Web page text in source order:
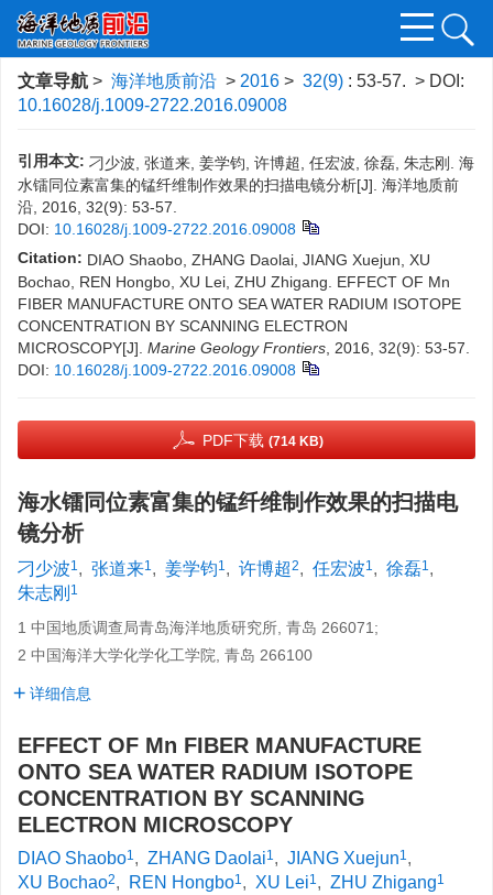
文章导航 > 海洋地质前沿 > 2016 > 32(9) : 53-57. > DOI:
10.16028/j.1009-2722.2016.09008
引用本文: 刁少波, 张道来, 姜学钧, 许博超, 任宏波, 徐磊, 朱志刚. 海
水镭同位素富集的锰纤维制作效果的扫描电镜分析[J]. 海洋地质前
沿, 2016, 32(9): 53-57.
DOI: 10.16028/j.1009-2722.2016.09008
Citation: DIAO Shaobo, ZHANG Daolai, JIANG Xuejun, XU
Bochao, REN Hongbo, XU Lei, ZHU Zhigang. EFFECT OF Mn
FIBER MANUFACTURE ONTO SEA WATER RADIUM ISOTOPE
CONCENTRATION BY SCANNING ELECTRON
MICROSCOPY[J]. Marine Geology Frontiers , 2016, 32(9): 53-57.
DOI: 10.16028/j.1009-2722.2016.09008
PDF下载 (714 KB)
海水镭同位素富集的锰纤维制作效果的扫描电
镜分析
刁少波1, 张道来1, 姜学钧1, 许博超2, 任宏波1, 徐磊1,
朱志刚 1
1 中国地质调查局青岛海洋地质研究所, 青岛 266071;
2 中国海洋大学化学化工学院, 青岛 266100
详细信息
EFFECT OF Mn FIBER MANUFACTURE
ONTO SEA WATER RADIUM ISOTOPE
CONCENTRATION BY SCANNING
ELECTRON MICROSCOPY
DIAO Shaobo1, ZHANG Daolai1, JIANG Xuejun1,
XU Bochao2, REN Hongbo1, XU Lei1, ZHU Zhigang1